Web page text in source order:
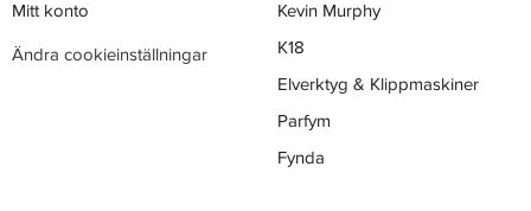
Mitt konto
Ändra cookieinställningar
Kevin Murphy
K18
Elverktyg & Klippmaskiner
Parfym
Fynda